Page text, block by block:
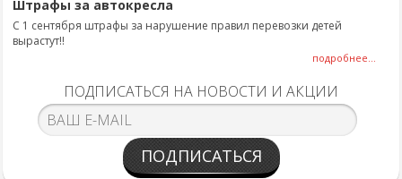
Штрафы за автокресла
С 1 сентября штрафы за нарушение правил перевозки детей
вырастут!!
подробнее...
ПОДПИСАТЬСЯ НА НОВОСТИ И АКЦИИ
ПОДПИСАТЬСЯ